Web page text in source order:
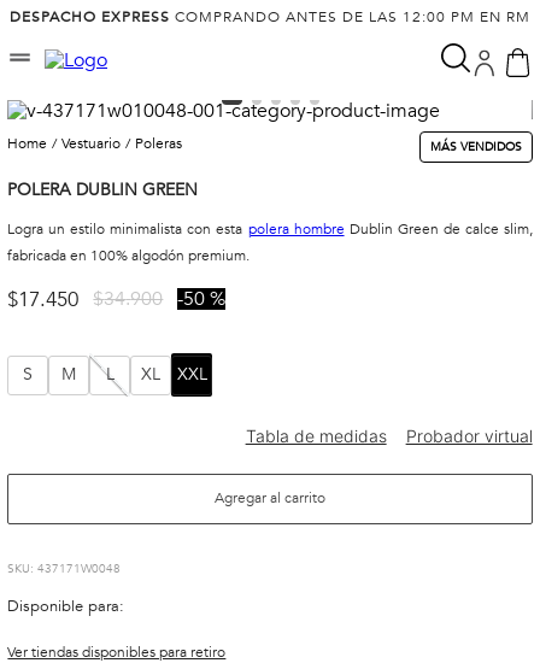
DESPACHO EXPRESS COMPRANDO ANTES DE LAS 12:00 PM EN RM
vestuario poleras MÁS VENDIDOS
POLERA DUBLIN GREEN
Logra un estilo minimalista con esta polera hombre Dublin Green de calce slim,
fabricada en 100% algodón premium.
$17.450 $34.900 50 %
S M L XL XXL
Agregar al carrito
:437171W0048
Disponible para:
Ver tiendas disponibles para retiro